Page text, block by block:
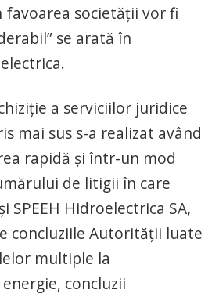
societăţii vor fi
se arată în
a serviciilor juridice
mai sus s-a realizat având
rapidă şi într-un mod
de litigii în care
SPEEH Hidroelectrica SA,
concluziile Autorităţii luate
multiple la
concluzii